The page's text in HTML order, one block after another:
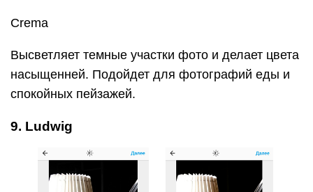
Crema
Высветляет темные участки фото и делает цвета
насыщенней. Подойдет для фотографий еды и
спокойных пейзажей.
9. Ludwig